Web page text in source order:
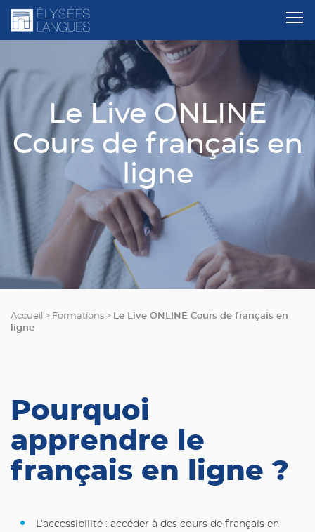
Le Live ONLINE
Cours de français en
ligne
Accueil > Formations > Le Live ONLINE Cours de français en
ligne
Pourquoi
apprendre le
français en ligne ?
L’accessibilité : accéder à des cours de français en